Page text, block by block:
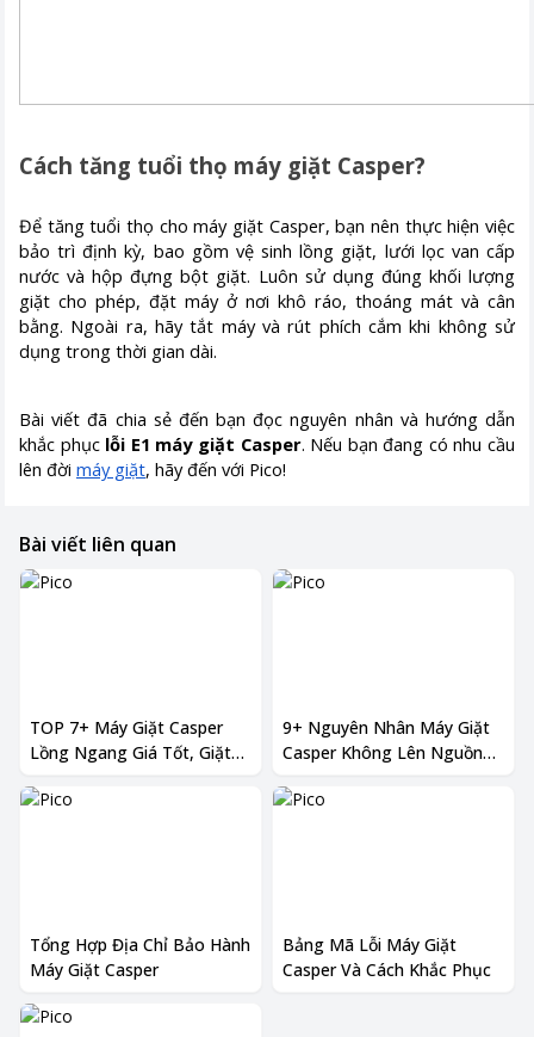
Cách tăng tuổi thọ máy giặt Casper?
Để tăng tuổi thọ cho máy giặt Casper, bạn nên thực hiện việc
bảo trì định kỳ, bao gồm vệ sinh lồng giặt, lưới lọc van cấp
nước và hộp đựng bột giặt. Luôn sử dụng đúng khối lượng
giặt cho phép, đặt máy ở nơi khô ráo, thoáng mát và cân
bằng. Ngoài ra, hãy tắt máy và rút phích cắm khi không sử
dụng trong thời gian dài.
Bài viết đã chia sẻ đến bạn đọc nguyên nhân và hướng dẫn
khắc phục lỗi E1 máy giặt Casper. Nếu bạn đang có nhu cầu
lên đời máy giặt, hãy đến với Pico!
Bài viết liên quan
TOP 7+ Máy Giặt Casper
Lồng Ngang Giá Tốt, Giặt
9+ Nguyên Nhân Máy Giặt
Casper Không Lên Nguồn
Tổng Hợp Địa Chỉ Bảo Hành
Máy Giặt Casper
Bảng Mã Lỗi Máy Giặt
Casper Và Cách Khắc Phục